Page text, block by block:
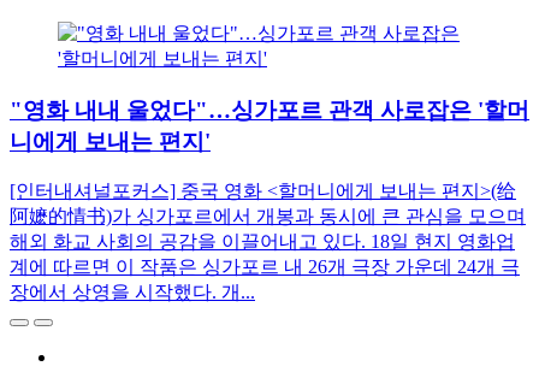
"영화 내내 울었다"…싱가포르 관객 사로잡은 '할머
니에게 보내는 편지'
[인터내셔널포커스] 중국 영화 <할머니에게 보내는 편지>(给
阿嬷的情书)가 싱가포르에서 개봉과 동시에 큰 관심을 모으며
해외 화교 사회의 공감을 이끌어내고 있다. 18일 현지 영화업
계에 따르면 이 작품은 싱가포르 내 26개 극장 가운데 24개 극
장에서 상영을 시작했다. 개...